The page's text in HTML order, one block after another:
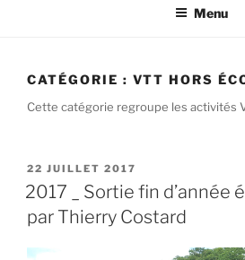
Menu
CATÉGORIE : VTT HORS
Cette catégorie regroupe les activités
PUBLIÉ
LE
22 JUILLET 2017
2017 _ Sortie fin d’année
par Thierry Costard